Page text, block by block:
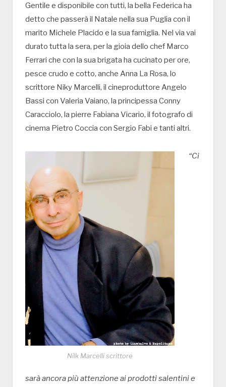
Gentile e disponibile con tutti, la bella Federica ha
detto che passerà il Natale nella sua Puglia con il
marito Michele Placido e la sua famiglia. Nel via vai
durato tutta la sera, per la gioia dello chef Marco
Ferrari che con la sua brigata ha cucinato per ore,
pesce crudo e cotto, anche Anna La Rosa, lo
scrittore Niky Marcelli, il cineproduttore Angelo
Bassi con Valeria Vaiano, la principessa Conny
Caracciolo, la pierre Fabiana Vicario, il fotografo di
cinema Pietro Coccia con Sergio Fabi e tanti altri.
Nilk Marcelli scrittore
“Ci
sarà ancora più attenzione ai prodotti salentini e